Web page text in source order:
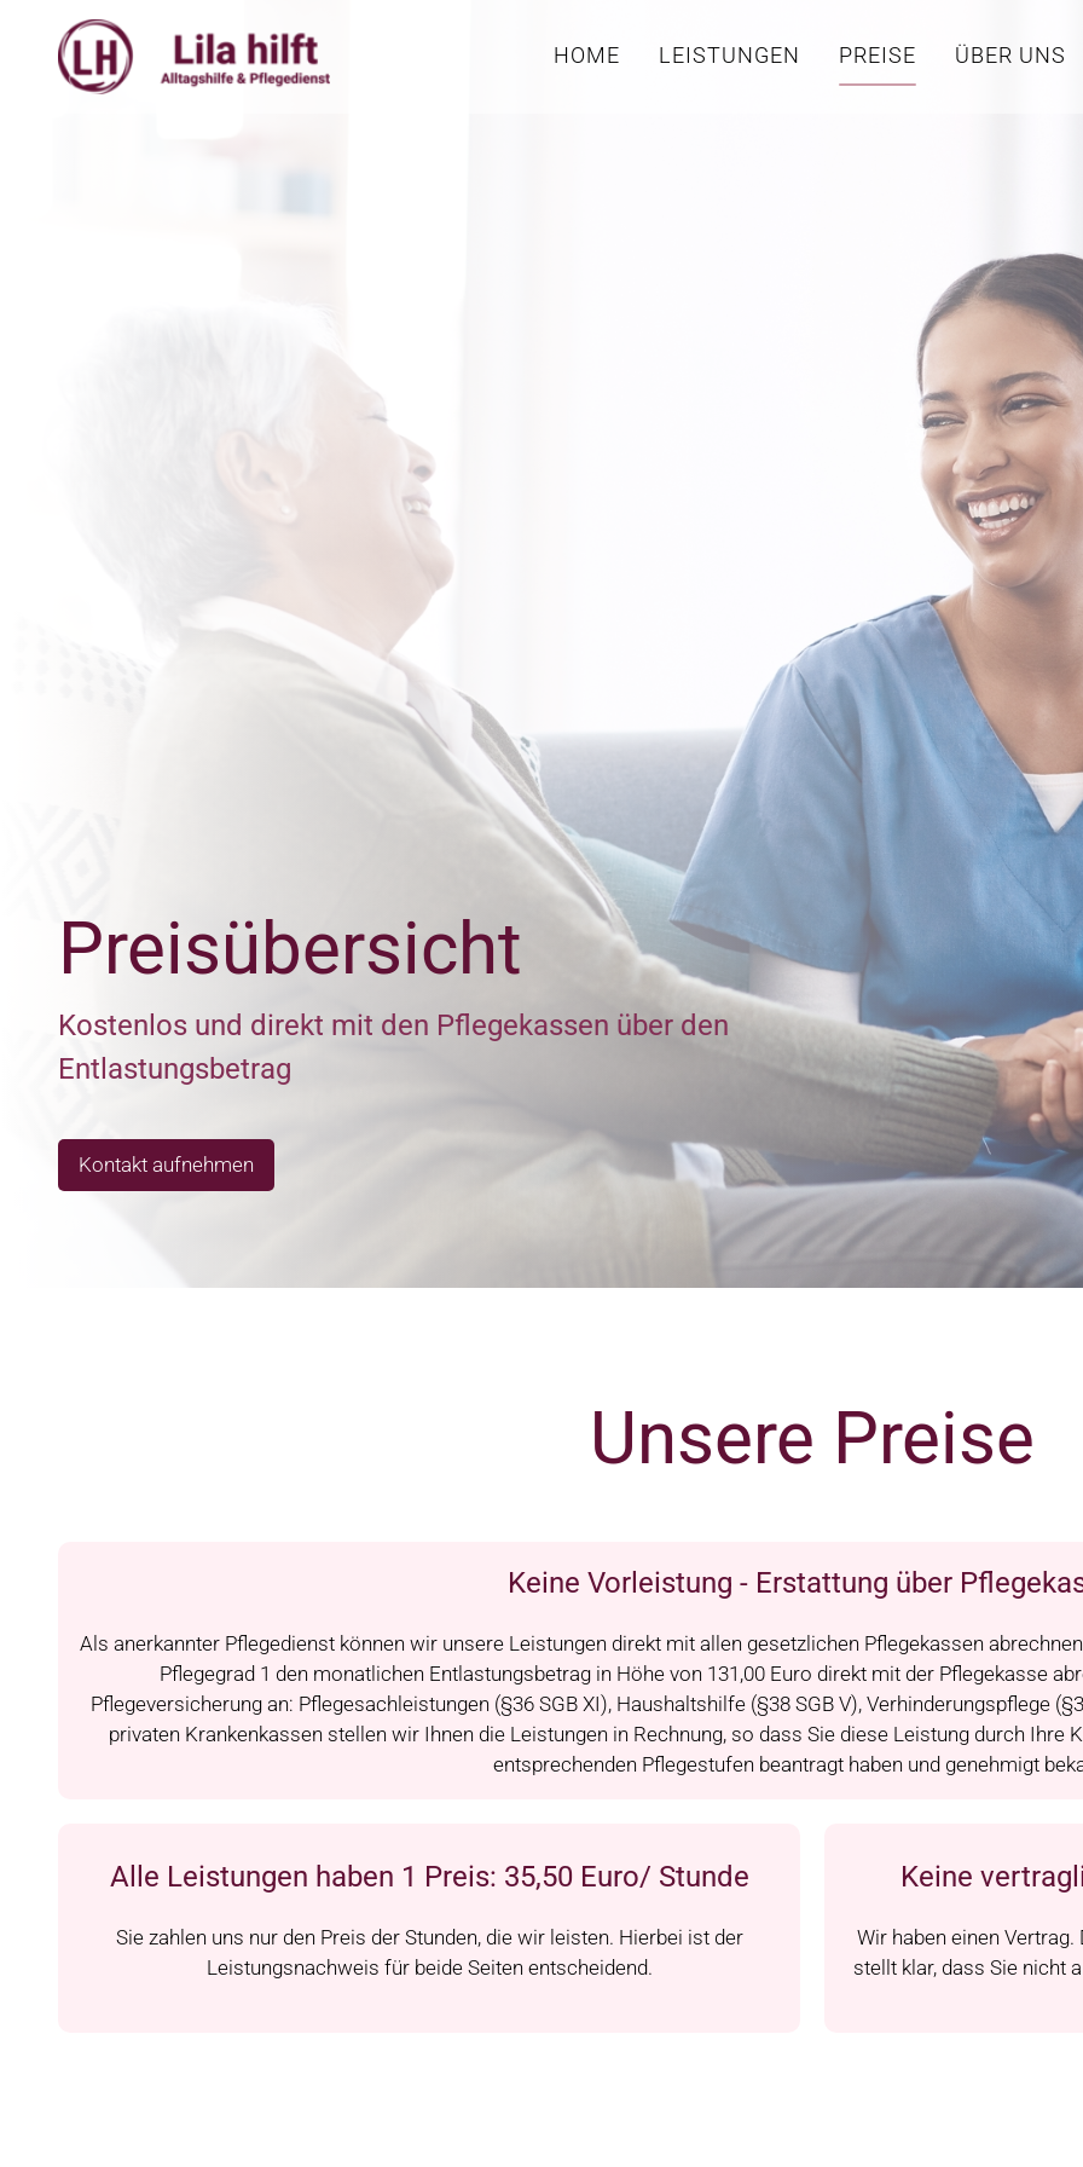
HOME LEISTUNGEN PREISE ÜBER UNS
Preisübersicht
Kostenlos und direkt mit den Pflegekassen über den
Entlastungsbetrag
Kontakt aufnehmen
Unsere Preise
Keine Vorleistung - Erstattung über
Als anerkannter Pflegedienst können wir unsere Leistungen direkt mit allen gesetzlichen Pflegekassen
Pflegegrad 1 den monatlichen Entlastungsbetrag in Höhe von 131,00 Euro direkt mit der Pflegekasse
Pflegeversicherung an: Pflegesachleistungen (§36 SGB XI), Haushaltshilfe (§38 SGB V), Verhinderungspflege
privaten Krankenkassen stellen wir Ihnen die Leistungen in Rechnung, so dass Sie diese Leistung durch Ihre
entsprechenden Pflegestufen beantragt haben und genehmigt
Alle Leistungen haben 1 Preis: 35,50 Euro/ Stunde
Sie zahlen uns nur den Preis der Stunden, die wir leisten. Hierbei ist der
Leistungsnachweis für beide Seiten entscheidend.
Keine
Wir haben einen
stellt klar, dass Sie nicht